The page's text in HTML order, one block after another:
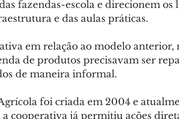
fazendas-escola e direcionem os
e das aulas práticas.
em relação ao modelo anterior,
de produtos precisavam ser
de maneira informal.
foi criada em 2004 e
cooperativa já permitiu ações